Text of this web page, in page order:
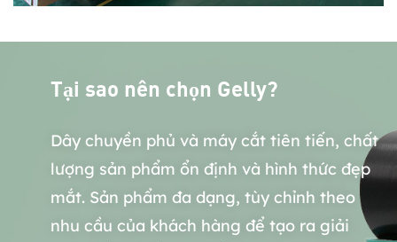
Tại sao nên chọn Gelly?
Dây chuyền phủ và máy cắt tiên tiến, chất
lượng sản phẩm ổn định và hình thức đẹp
mắt. Sản phẩm đa dạng, tùy chỉnh theo
nhu cầu của khách hàng để tạo ra giải